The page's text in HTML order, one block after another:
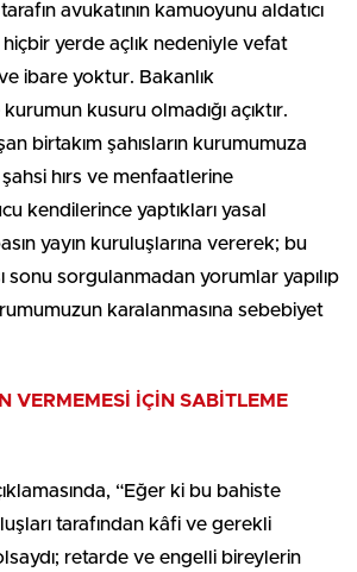
avukatının kamuoyunu aldatıcı
hiçbir yerde açlık nedeniyle vefat
ibare yoktur. Bakanlık
kusuru olmadığı açıktır.
birtakım şahısların kurumumuza
şahsi hırs ve menfaatlerine
kendilerince yaptıkları yasal
yayın kuruluşlarına vererek; bu
sonu sorgulanmadan yorumlar yapılıp
karalanmasına sebebiyet
VERMEMESİ İÇİN SABİTLEME
“Eğer ki bu bahiste
tarafından kâfi ve gerekli
retarde ve engelli bireylerin